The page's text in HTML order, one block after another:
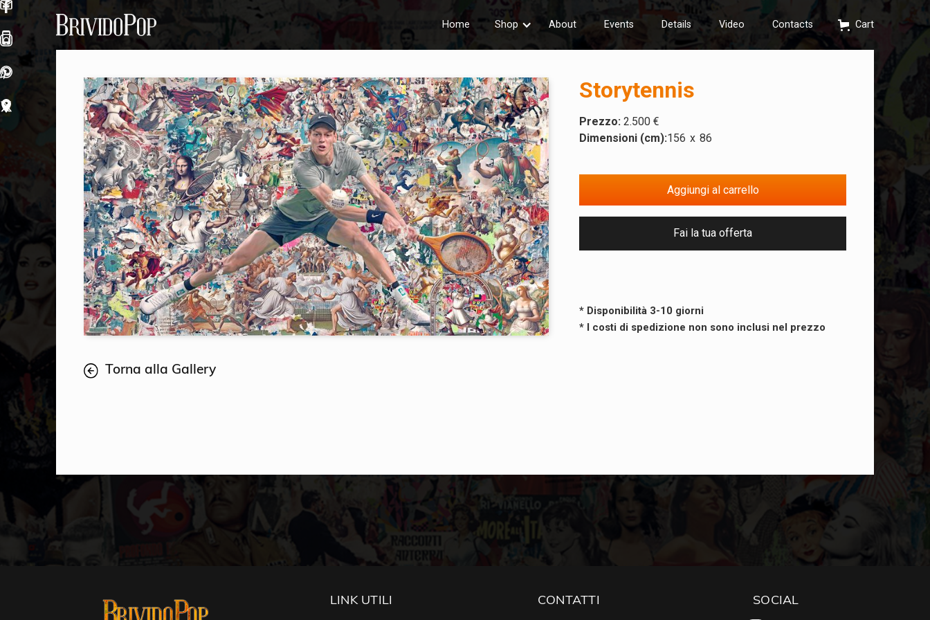
Home Shop About Events Details Video Contacts Cart
Storytennis
Prezzo:2.500 €
Dimensioni (cm):156 x 86
Fai la tua offerta
* Disponibilità 3-10 giorni
* I costi di spedizione non sono inclusi nel prezzo
Torna alla Gallery
LINK UTILI CONTATTI SOCIAL